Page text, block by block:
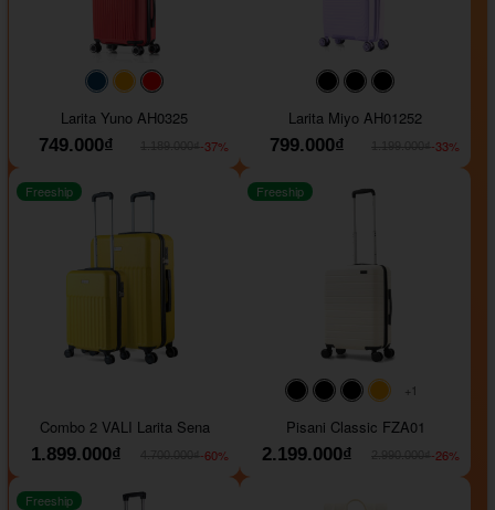
#093f69#ffa500
Larita Yuno AH0325
749.000₫
-37%
#000000#000000
Larita Miyo AH01252
799.000₫
-33%
Freeship
Combo 2 VALI Larita Sena
1.899.000₫
-60%
#000000#000000
#000000
#ffa500
+1
Freeship
Pisani Classic FZA01
2.199.000₫
-26%
Freeship